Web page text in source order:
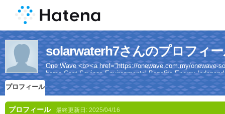
solarwaterh7さんのプロフィ
One Wave <b><a href="https://onewave.com.my/onewave-
home Cost Savings Environmental Benefits Energy
プロフィール
プロフィール 最終更新日: 2025/04/16